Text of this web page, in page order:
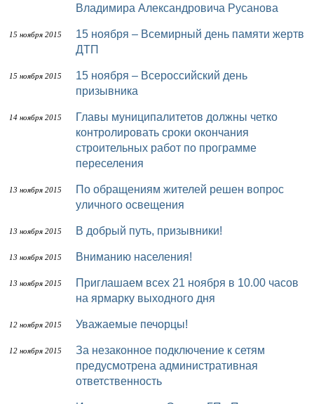
Владимира Александровича Русанова
15 ноября 2015
15 ноября – Всемирный день памяти жертв
ДТП
15 ноября 2015
15 ноября – Всероссийский день
призывника
14 ноября 2015
Главы муниципалитетов должны четко
контролировать сроки окончания
строительных работ по программе
переселения
13 ноября 2015
По обращениям жителей решен вопрос
уличного освещения
13 ноября 2015 В добрый путь, призывники!
13 ноября 2015 Вниманию населения!
13 ноября 2015
Приглашаем всех 21 ноября в 10.00 часов
на ярмарку выходного дня
12 ноября 2015 Уважаемые печорцы!
12 ноября 2015
За незаконное подключение к сетям
предусмотрена административная
ответственность